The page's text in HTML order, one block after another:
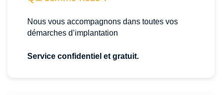
Nous vous accompagnons dans toutes vos
démarches d’implantation
Service confidentiel et gratuit.